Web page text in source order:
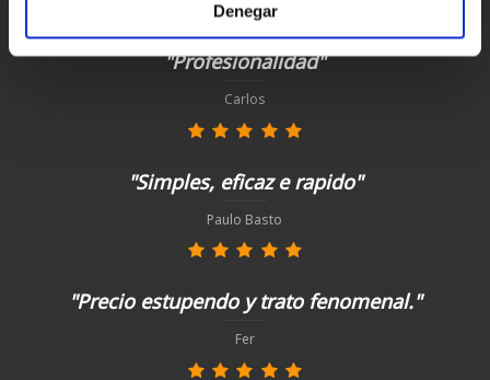
Denegar
"Profesionalidad"
Carlos
"Simples, eficaz e rapido"
Paulo Basto
"Precio estupendo y trato fenomenal."
Fer